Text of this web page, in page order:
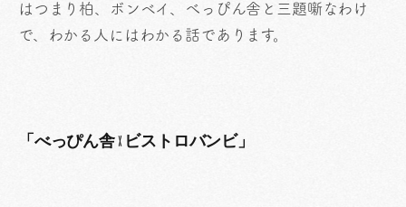
はつまり柏、ボンベイ、べっぴん舎と三題噺なわけ
で、わかる人にはわかる話であります。
「べっぴん舎 x ビストロバンビ」